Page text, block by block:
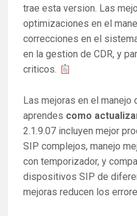
trae esta version. Las
optimizaciones en el
correcciones en el
en la gestion de CDR, y
criticos.
Las mejoras en el manejo
aprendes como
2.1.9.07 incluyen mejor
SIP complejos, manejo
con temporizador, y
dispositivos SIP de
mejoras reducen los